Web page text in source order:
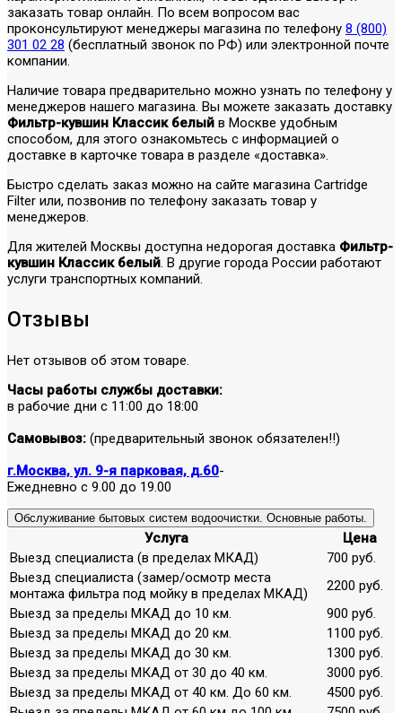
заказать товар онлайн. По всем вопросом вас
проконсультируют менеджеры магазина по телефону 8 (800)
301 02 28 (бесплатный звонок по РФ) или электронной почте
компании.
Наличие товара предварительно можно узнать по телефону у
менеджеров нашего магазина. Вы можете заказать доставку
Фильтр-кувшин Классик белый в Москве удобным
способом, для этого ознакомьтесь с информацией о
доставке в карточке товара в разделе «доставка».
Быстро сделать заказ можно на сайте магазина Cartridge
Filter или, позвонив по телефону заказать товар у
менеджеров.
Для жителей Москвы доступна недорогая доставка Фильтр-
кувшин Классик белый. В другие города России работают
услуги транспортных компаний.
Отзывы
Нет отзывов об этом товаре.
Часы работы службы доставки:
в рабочие дни с 11:00 до 18:00
Самовывоз: (предварительный звонок обязателен!!)
г.Москва, ул. 9-я парковая, д.60-
Ежедневно с 9.00 до 19.00
Обслуживание бытовых систем водоочистки. Основные работы.
Услуга
Цена
Выезд специалиста (в пределах МКАД)
700 руб.
Выезд специалиста (замер/осмотр места
монтажа фильтра под мойку в пределах МКАД)
2200 руб.
Выезд за пределы МКАД до 10 км.
900 руб.
Выезд за пределы МКАД до 20 км.
1100 руб.
Выезд за пределы МКАД до 30 км.
1300 руб.
Выезд за пределы МКАД от 30 до 40 км.
3000 руб.
Выезд за пределы МКАД от 40 км. До 60 км.
4500 руб.